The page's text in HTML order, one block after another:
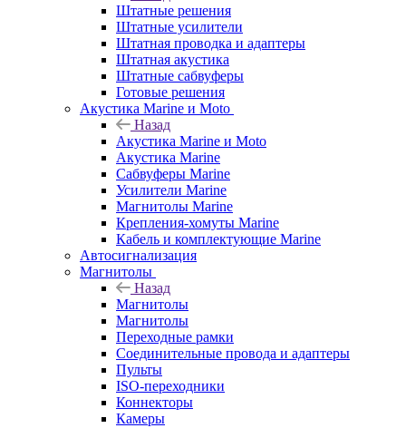
Штатные решения
Штатные усилители
Штатная проводка и адаптеры
Штатная акустика
Штатные сабвуферы
Готовые решения
Акустика Marine и Moto
Назад
Акустика Marine и Moto
Акустика Marine
Сабвуферы Marine
Усилители Marine
Магнитолы Marine
Крепления-хомуты Marine
Кабель и комплектующие Marine
Автосигнализация
Магнитолы
Назад
Магнитолы
Магнитолы
Переходные рамки
Соединительные провода и адаптеры
Пульты
ISO-переходники
Коннекторы
Камеры